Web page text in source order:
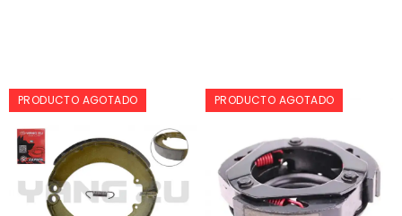
PRODUCTO AGOTADO PRODUCTO AGOTADO